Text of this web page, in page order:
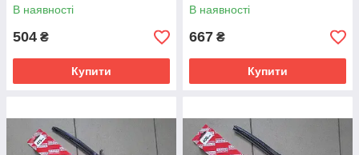
В наявності
504 ₴
Купити
В наявності
667 ₴
Купити